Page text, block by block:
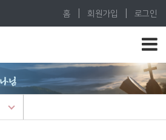
홈 회원가입 로그인